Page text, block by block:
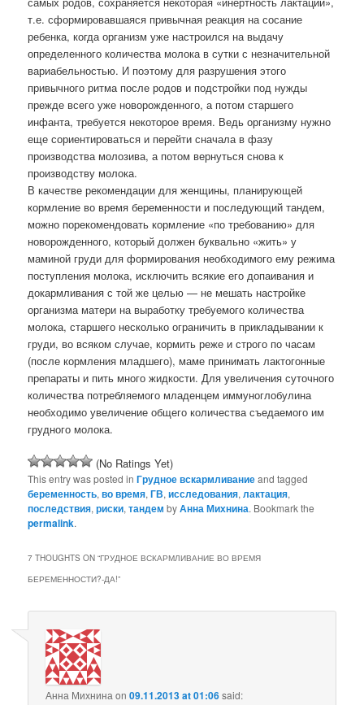
т.е. сформировавшаяся привычная реакция на сосание
ребенка, когда организм уже настроился на выдачу
определенного количества молока в сутки с незначительной
вариабельностью. И поэтому для разрушения этого
привычного ритма после родов и подстройки под нужды
прежде всего уже новорожденного, а потом старшего
инфанта, требуется некоторое время. Ведь организму нужно
еще сориентироваться и перейти сначала в фазу
производства молозива, а потом вернуться снова к
производству молока.
В качестве рекомендации для женщины, планирующей
кормление во время беременности и последующий тандем,
можно порекомендовать кормление «по требованию» для
новорожденного, который должен буквально «жить» у
маминой груди для формирования необходимого ему режима
поступления молока, исключить всякие его допаивания и
докармливания с той же целью — не мешать настройке
организма матери на выработку требуемого количества
молока, старшего несколько ограничить в прикладывании к
груди, во всяком случае, кормить реже и строго по часам
(после кормления младшего), маме принимать лактогонные
препараты и пить много жидкости. Для увеличения суточного
количества потребляемого младенцем иммуноглобулина
необходимо увеличение общего количества съедаемого им
грудного молока.
(No Ratings Yet)
This entry was posted inГрудное вскармливаниеand tagged
беременность,во время,ГВ,исследования,лактация,
последствия,риски,тандем byАнна Михнина. Bookmark the
permalink.
7 THOUGHTS ON “ГРУДНОЕ ВСКАРМЛИВАНИЕ ВО ВРЕМЯ
БЕРЕМЕННОСТИ?-ДА!”
Анна Михнина on09.11.2013 at 01:06said: